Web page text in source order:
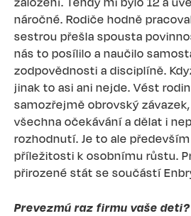
náročné. Rodiče hodně
sestrou přešla spousta
nás to posílilo a naučilo
zodpovědnosti a disciplíně.
jinak to asi ani nejde. Vést
samozřejmě obrovský
všechna očekávání a dělat i
rozhodnutí. Je to ale
příležitosti k osobnímu růstu.
přirozené stát se součástí
Prevezmú raz firmu vaše deti?